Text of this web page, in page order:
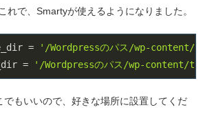
れで、Smartyが使えるようになりました。
=
'/Wordpressのパス/wp-content/
=
'/Wordpressのパス/wp-content/
でもいいので、好きな場所に設置してくだ